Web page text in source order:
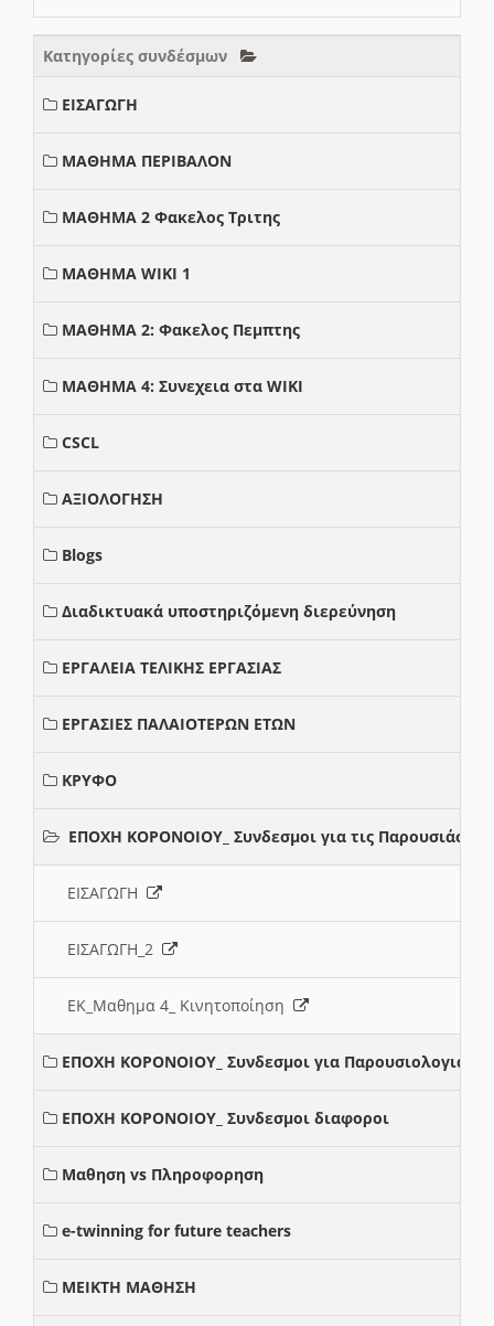
Κατηγορίες συνδέσμων
ΕΙΣΑΓΩΓΗ
ΜΑΘΗΜΑ ΠΕΡΙΒΑΛΟΝ
ΜΑΘΗΜΑ 2 Φακελος Τριτης
ΜΑΘΗΜΑ WIKI 1
ΜΑΘΗΜΑ 2: Φακελος Πεμπτης
ΜΑΘΗΜΑ 4: Συνεχεια στα WIKI
CSCL
ΑΞΙΟΛΟΓΗΣΗ
Blogs
Διαδικτυακά υποστηριζόμενη διερεύνηση
ΕΡΓΑΛΕΙΑ ΤΕΛΙΚΗΣ ΕΡΓΑΣΙΑΣ
ΕΡΓΑΣΙΕΣ ΠΑΛΑΙΟΤΕΡΩΝ ΕΤΩΝ
ΚΡΥΦΟ
ΕΠΟΧΗ ΚΟΡΟΝΟΙΟΥ_ Συνδεσμοι για τις Παρουσιάσεις
ΕΙΣΑΓΩΓΗ
ΕΙΣΑΓΩΓΗ_2
ΕΚ_Μαθημα 4_ Κινητοποίηση
ΕΠΟΧΗ ΚΟΡΟΝΟΙΟΥ_ Συνδεσμοι για Παρουσιολογια
ΕΠΟΧΗ ΚΟΡΟΝΟΙΟΥ_ Συνδεσμοι διαφοροι
Μαθηση vs Πληροφορηση
e-twinning for future teachers
ΜΕΙΚΤΗ ΜΑΘΗΣΗ